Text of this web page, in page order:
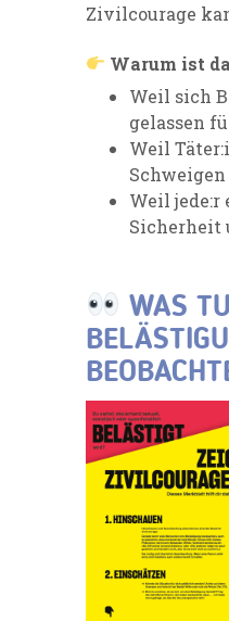
Zivilcourage
Warum ist
Weil sich
gelassen
Weil
Weil jede:r
Sicherheit
WAS